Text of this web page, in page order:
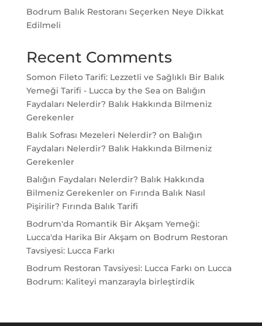
Bodrum Balık Restoranı Seçerken Neye Dikkat
Edilmeli
Recent Comments
Somon Fileto Tarifi: Lezzetli ve Sağlıklı Bir Balık
Yemeği Tarifi - Lucca by the Seaon Balığın
Faydaları Nelerdir? Balık Hakkında Bilmeniz
Gerekenler
Balık Sofrası Mezeleri Nelerdir? on Balığın
Faydaları Nelerdir? Balık Hakkında Bilmeniz
Gerekenler
Balığın Faydaları Nelerdir? Balık Hakkında
Bilmeniz Gerekenleron Fırında Balık Nasıl
Pişirilir? Fırında Balık Tarifi
Bodrum'da Romantik Bir Akşam Yemeği:
Lucca'da Harika Bir Akşam on Bodrum Restoran
Tavsiyesi: Lucca Farkı
Bodrum Restoran Tavsiyesi: Lucca Farkı on Lucca
Bodrum: Kaliteyi manzarayla birleştirdik